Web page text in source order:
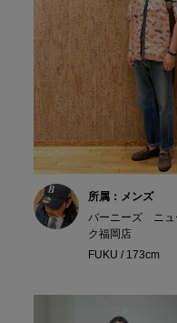
所属：メンズ
バーニーズ ニュ
ク福岡店
FUKU / 173cm